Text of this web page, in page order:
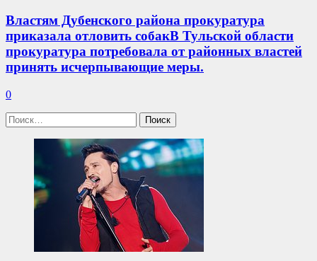
Властям Дубенского района прокуратура
приказала отловить собакВ Тульской области
прокуратура потребовала от районных властей
принять исчерпывающие меры.
0
Найти: